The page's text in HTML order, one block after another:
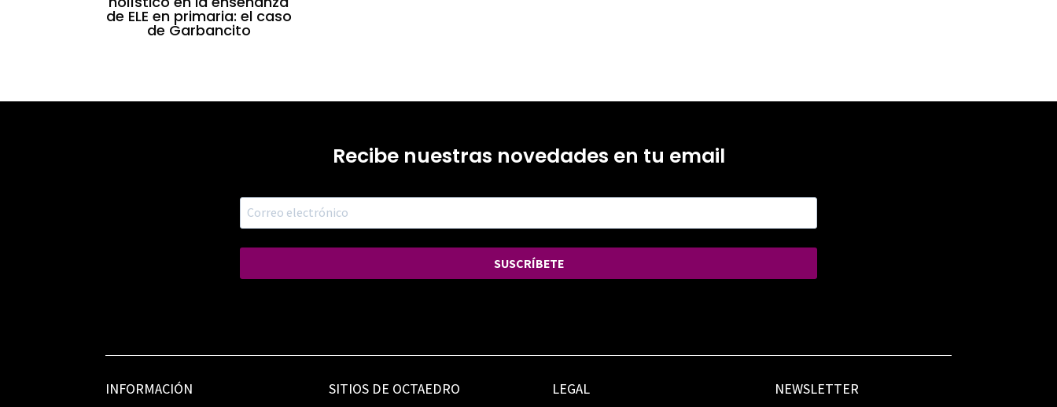
de ELE en primaria: el caso
de Garbancito
Recibe nuestras novedades en tu email
SUSCRÍBETE
INFORMACIÓN SITIOS DE OCTAEDRO LEGAL NEWSLETTER